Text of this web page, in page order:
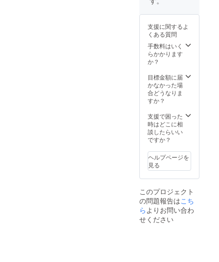
支援に関するよ
くある質問
手数料はいく
らかかります
か？
目標金額に届
かなかった場
合どうなりま
すか？
支援で困った
時はどこに相
談したらいい
ですか？
ヘルプページを
見る
このプロジェクト
の問題報告はこち
らよりお問い合わ
せください